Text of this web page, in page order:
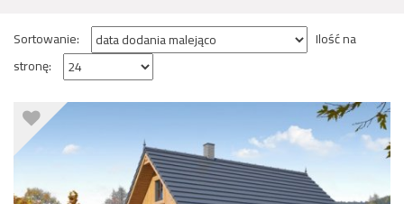
Sortowanie:
Ilość na
stronę: